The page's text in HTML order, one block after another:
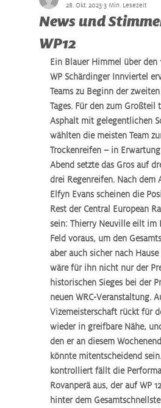
News und
WP12
28. Okt. 2023 3 Min. Lesezeit
Ein Blauer Himmel über den
WP Schärdinger Innviertel
Teams zu Beginn der
Tages. Für den zum Großteil
Asphalt mit gelegentlichen
wählten die meisten Team
Trockenreifen – in
Abend setzte das Gros auf
drei Regenreifen. Nach dem
Elfyn Evans scheinen die
Rest der Central European
sein: Thierry Neuville eilt im
Feld voraus, um den
aber auch sicher nach Hause
wäre für ihn nicht nur der
historischen Sieges bei der
neuen WRC-Veranstaltung.
Vizemeisterschaft rückt für
wieder in greifbare Nähe,
den er an diesem
könnte mitentscheidend
kontrolliert fällt die
Rovanperä aus, der auf WP
hinter dem